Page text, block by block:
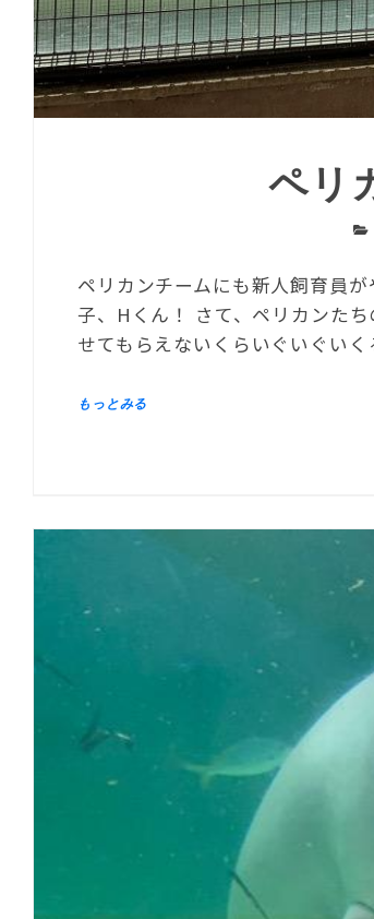
ペリ
ペリカンチームにも新人飼育員
子、Hくん！ さて、ペリカンた
せてもらえないくらいぐいぐいく